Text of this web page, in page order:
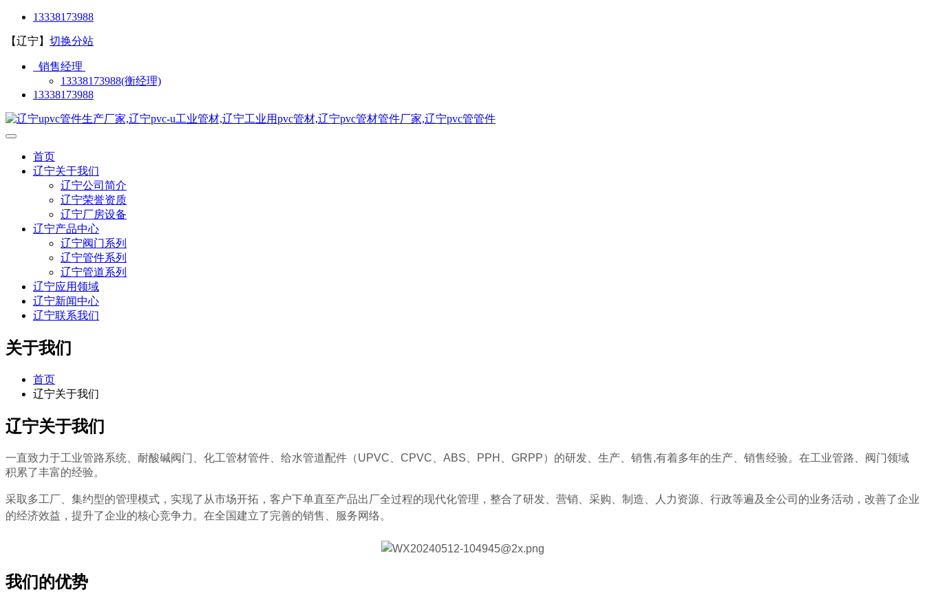
13338173988
【辽宁】 切换分站
销售经理
13338173988(衡经理)
13338173988
首页
辽宁关于我们
辽宁公司简介
辽宁荣誉资质
辽宁厂房设备
辽宁产品中心
辽宁阀门系列
辽宁管件系列
辽宁管道系列
辽宁应用领域
辽宁新闻中心
辽宁联系我们
关于我们
首页
辽宁关于我们
辽宁关于我们
一直致力于工业管路系统、耐酸碱阀门、化工管材管件、给水管道配件（UPVC、CPVC、ABS、PPH、GRPP）的研发、生产、销售,有着多年的生产、销售经验。在工业管路、阀门领域
积累了丰富的经验。
采取多工厂、集约型的管理模式，实现了从市场开拓，客户下单直至产品出厂全过程的现代化管理，整合了研发、营销、采购、制造、人力资源、行政等遍及全公司的业务活动，改善了企业
的经济效益，提升了企业的核心竞争力。在全国建立了完善的销售、服务网络。
我们的优势